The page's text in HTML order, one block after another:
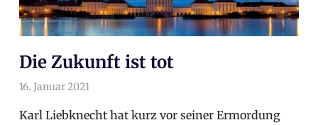
Die Zukunft ist tot
16. Januar 2021
Karl Liebknecht hat kurz vor seiner Ermordung